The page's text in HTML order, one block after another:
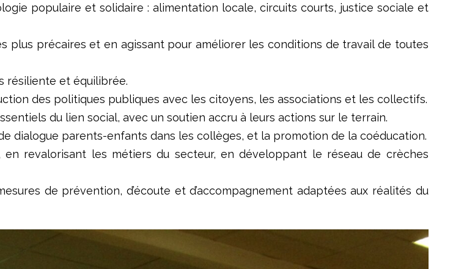
populaire et solidaire : alimentation locale, circuits courts, justice sociale et
plus précaires et en agissant pour améliorer les conditions de travail de toutes
résiliente et équilibrée.
des politiques publiques avec les citoyens, les associations et les collectifs.
du lien social, avec un soutien accru à leurs actions sur le terrain.
de dialogue parents-enfants dans les collèges, et la promotion de la coéducation.
en revalorisant les métiers du secteur, en développant le réseau de crèches
de prévention, d’écoute et d’accompagnement adaptées aux réalités du